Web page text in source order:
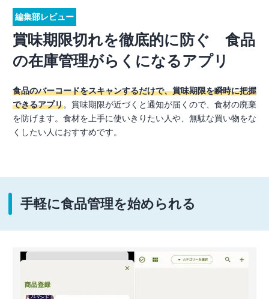
編集部レビュー
賞味期限切れを徹底的に防ぐ 食品
の在庫管理がらくになるアプリ
食品のバーコードをスキャンするだけで、賞味期限を瞬時に把握
できるアプリ。賞味期限が近づくと通知が届くので、食材の廃棄
を防げます。食材を上手に使いきりたい人や、無駄な買い物をな
くしたい人におすすめです。
手軽に食品管理を始められる